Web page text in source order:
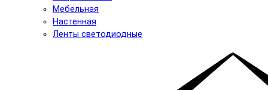
Мебельная
Настенная
Ленты светодиодные